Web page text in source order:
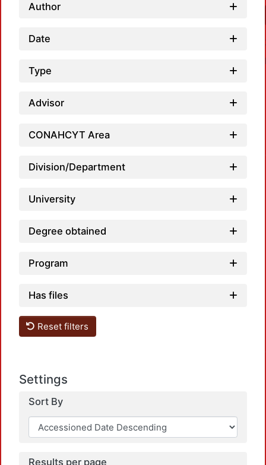
Author
Date
Type
Advisor
CONAHCYT Area
Division/Department
University
Degree obtained
Program
Has files
Reset filters
Settings
Sort By
Results per page